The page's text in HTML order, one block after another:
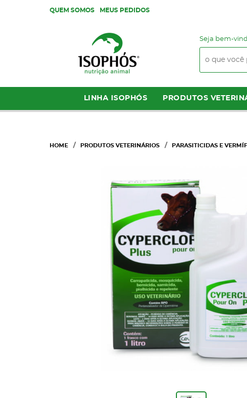
QUEM SOMOS MEUS PEDIDOS
Seja bem-
LINHA ISOPHÓS PRODUTOS
HOME PRODUTOS VETERINÁRIOS PARASITICIDAS E